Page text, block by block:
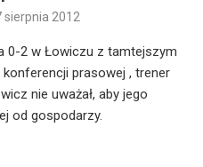
sierpnia 2012
0-2 w Łowiczu z tamtejszym
prasowej , trener
nie uważał, aby jego
od gospodarzy.